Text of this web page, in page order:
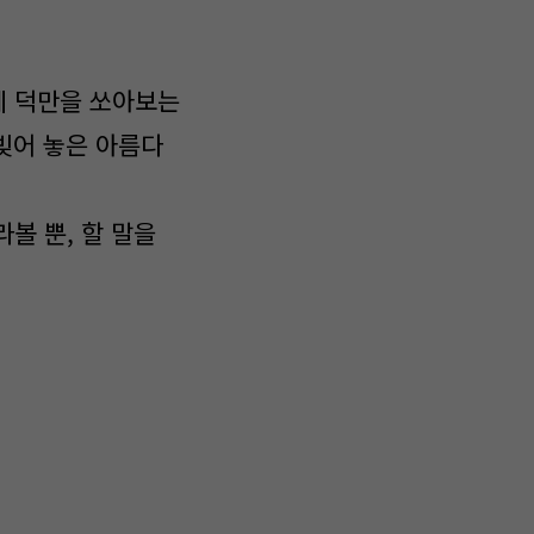
덕만을 쏘아보는
어 놓은 아름다
볼 뿐, 할 말을